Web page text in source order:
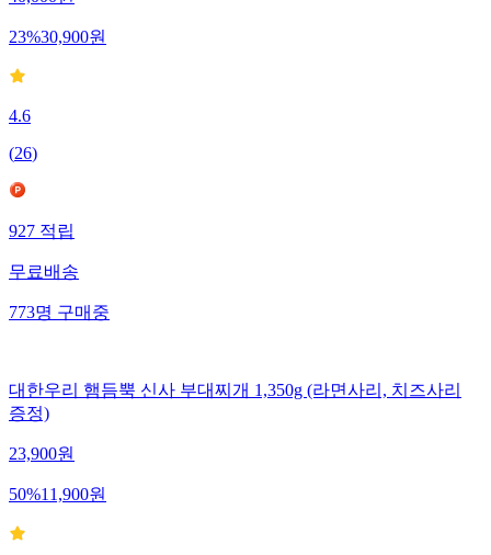
23%30,900원
4.6
(26)
927적립
무료배송
773명구매중
대한우리 햄듬뿍 신사 부대찌개 1,350g (라면사리, 치즈사리
증정)
23,900원
50%11,900원